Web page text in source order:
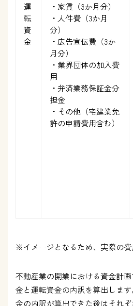
運
転
資
金
・家賃（3か月分）
・人件費（3か月
分）
・広告宣伝費（3か
月分）
・業界団体の加入費
用
・弁済業務保証金分
担金
・その他（宅建業免
許の申請費用含む）
※イメージとなるため、実際の費
不動産業の開業における資金計
金と運転資金の内訳を算出しま
金の内訳が算出できた後はそれ